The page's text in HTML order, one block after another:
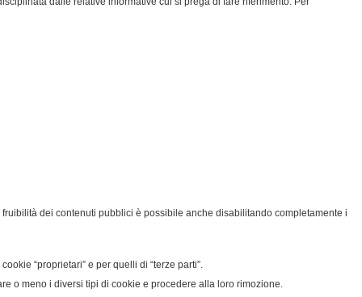
dei contenuti pubblici è possibile anche disabilitando completamente i
“proprietari” e per quelli di “terze parti”.
o meno i diversi tipi di cookie e procedere alla loro rimozione.